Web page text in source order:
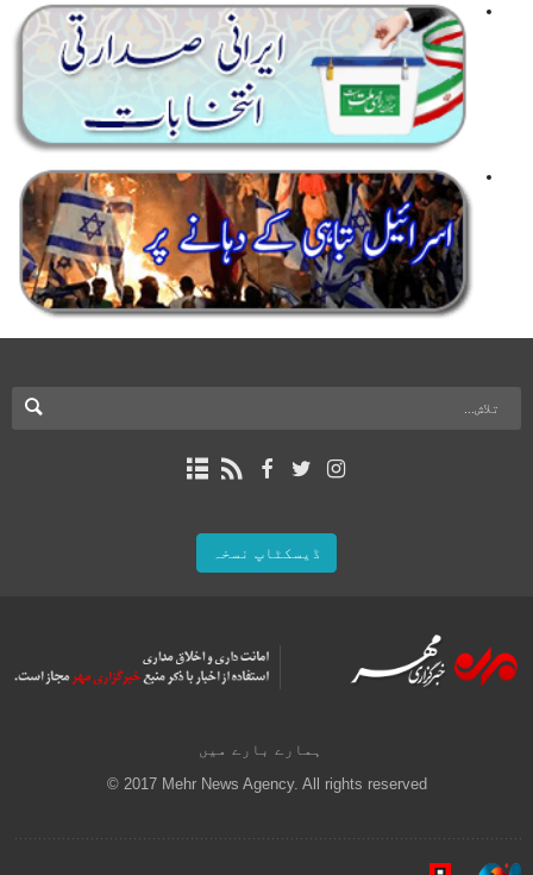
ڈیسکٹاپ نسخہ
ہمارے بارے میں
© 2017 Mehr News Agency. All rights reserved